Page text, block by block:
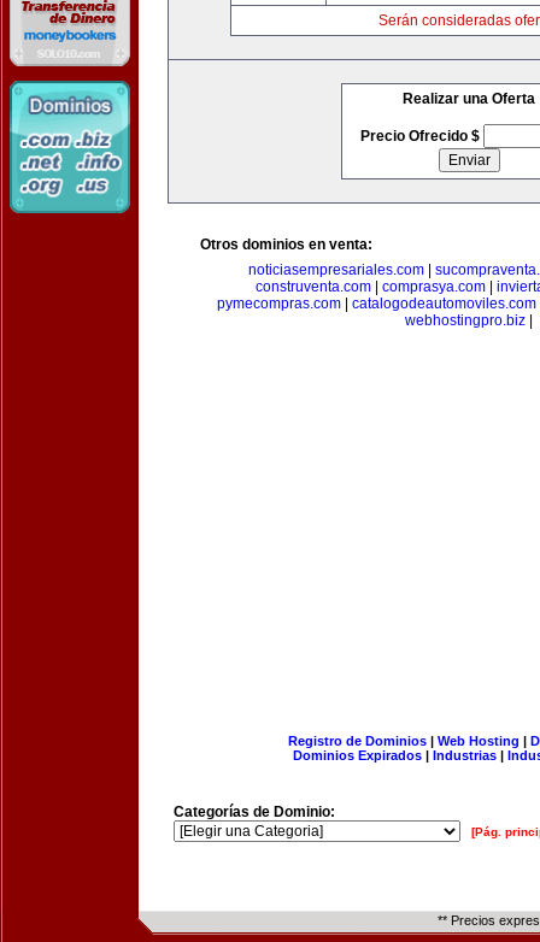
Serán consideradas
Realizar una Oferta
Precio Ofrecido $
Otros dominios en venta:
noticiasempresariales.com|
construventa.com| comprasya.com|
pymecompras.com| catalogodeautomoviles.com
webhostingpro.biz
Registro de Dominios| Web Hosting |
Dominios Expirados | Industrias |
Categorías de Dominio:
[Pág.
** Precios